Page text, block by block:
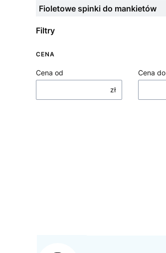
Fioletowe spinki do mankietów
Filtry
CENA
Cena od
zł
Cena do